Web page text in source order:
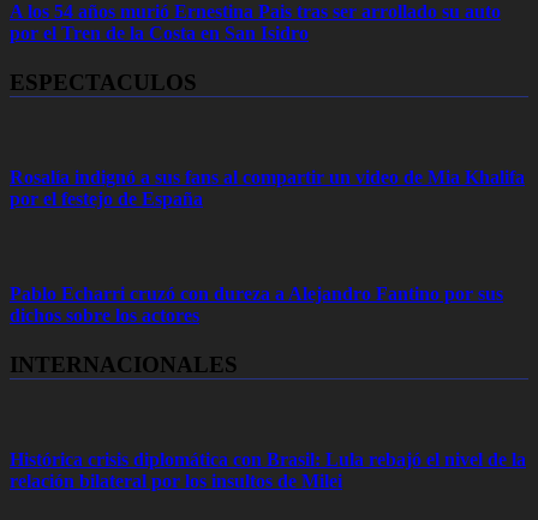
A los 54 años murió Ernestina Pais tras ser arrollado su auto
por el Tren de la Costa en San Isidro
ESPECTACULOS
Rosalía indignó a sus fans al compartir un video de Mia Khalifa
por el festejo de España
Pablo Echarri cruzó con dureza a Alejandro Fantino por sus
dichos sobre los actores
INTERNACIONALES
Histórica crisis diplomática con Brasil: Lula rebajó el nivel de la
relación bilateral por los insultos de Milei